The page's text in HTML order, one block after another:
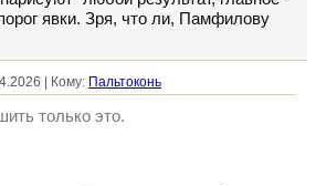
явки. Зря, что ли, Памфилову
| Кому: Пальтоконь
только это.